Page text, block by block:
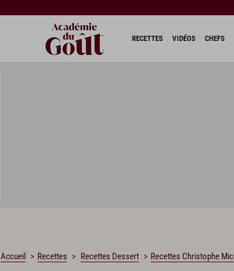
RECETTES VIDÉOS CHEFS
Accueil Recettes Recettes Dessert Recettes Christophe